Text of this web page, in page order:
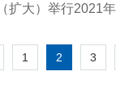
扩大）举行2021
1 2 3